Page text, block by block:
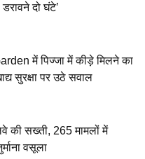
दो घंटे’
में पिज्जा में कीड़े मिलने का
सुरक्षा पर उठे सवाल
की सख्ती, 265 मामलों में
वसूला